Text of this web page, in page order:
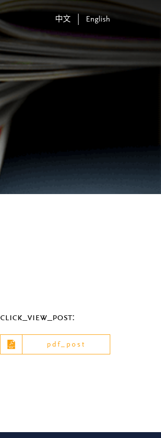
中文 English
click_view_post:
pdf_post